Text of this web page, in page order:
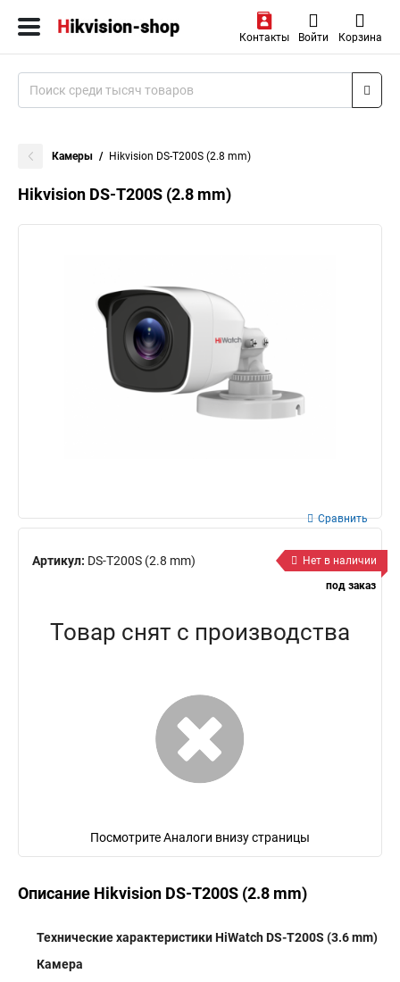
Контакты Войти Корзина
Камеры Hikvision DS-T200S (2.8 mm)
Hikvision DS-T200S (2.8 mm)
Артикул: DS-T200S (2.8 mm)
Сравнить
Нет в наличии
под заказ
Товар снят с производства
Посмотрите Аналоги внизу страницы
Описание Hikvision DS-T200S (2.8 mm)
Технические характеристики HiWatch DS-T200S (3.6 mm)
Камера